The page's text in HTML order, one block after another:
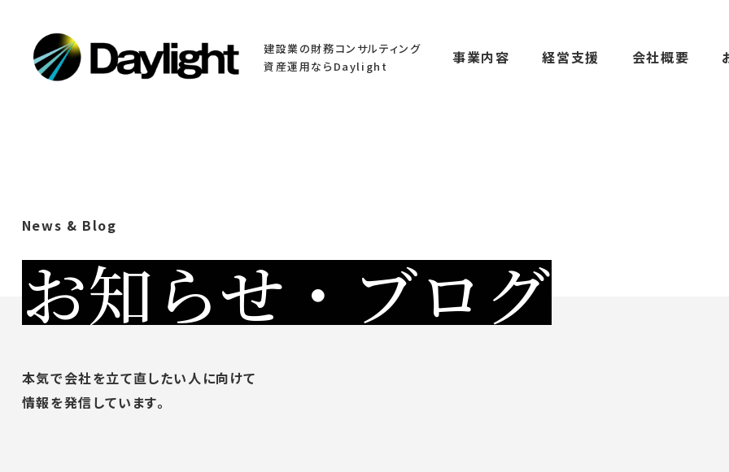
建設業の財務コンサルティング
資産運用ならDaylight
事業内容 経営支援 会社概要
News & Blog
お知らせ・ブログ
本気で会社を立て直したい人に向けて
情報を発信しています。